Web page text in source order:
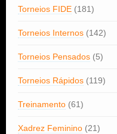
Torneios FIDE (181)
Torneios Internos (142)
Torneios Pensados (5)
Torneios Rápidos (119)
Treinamento (61)
Xadrez Feminino (21)